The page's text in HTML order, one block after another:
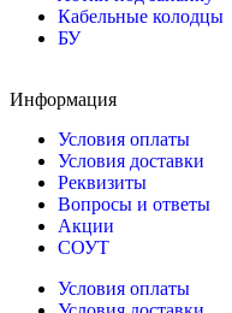
Кабельные колодцы
БУ
Информация
Условия оплаты
Условия доставки
Реквизиты
Вопросы и ответы
Акции
СОУТ
Условия оплаты